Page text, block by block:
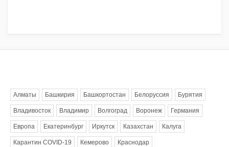
Алматы Башкирия Башкортостан Белоруссия Бурятия
Владивосток Владимир Волгоград Воронеж Германия
Европа Екатеринбург Иркутск Казахстан Калуга
Карантин COVID-19 Кемерово Краснодар